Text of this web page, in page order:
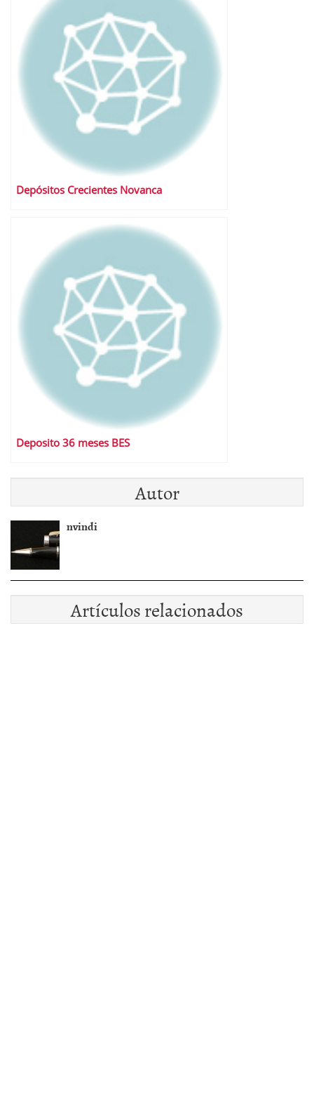
Depósitos Crecientes Novanca
Deposito 36 meses BES
Autor
nvindi
Artículos relacionados